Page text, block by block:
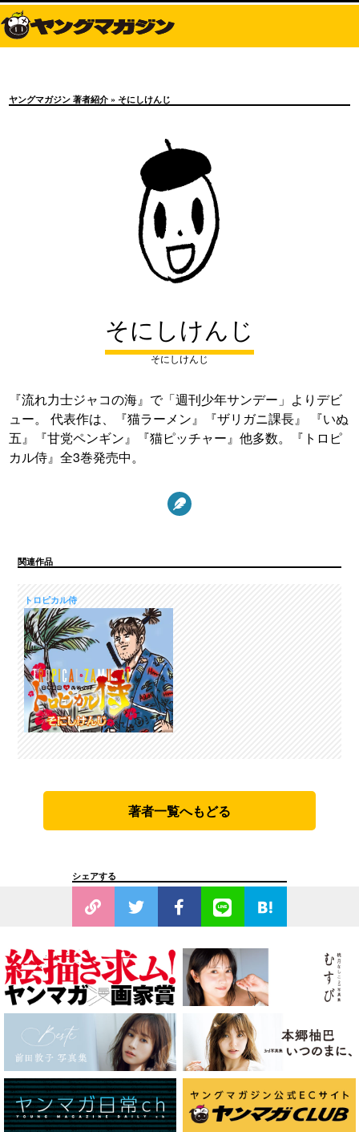
ヤングマガジン 著者紹介 » そにしけんじ
そにしけんじ
そにしけんじ
『流れ力士ジャコの海』で「週刊少年サンデー」よりデビ
ュー。 代表作は、『猫ラーメン』『ザリガニ課長』 『いぬ
五』『甘党ペンギン』『猫ピッチャー』他多数。『トロピ
カル侍』全3巻発売中。
関連作品
トロピカル侍
著者一覧へもどる
シェアする